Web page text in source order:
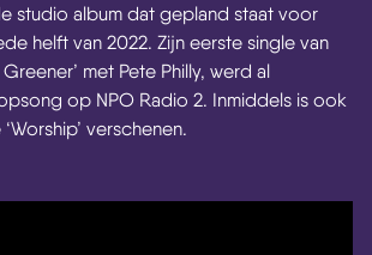
studio album dat gepland staat voor
helft van 2022. Zijn eerste single van
met Pete Philly, werd al
op NPO Radio 2. Inmiddels is ook
verschenen.